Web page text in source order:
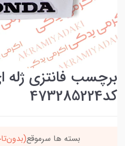
برچسب فانتزی ژله
کد473285224
(بدون‌تاخیر)ارسال میگردد